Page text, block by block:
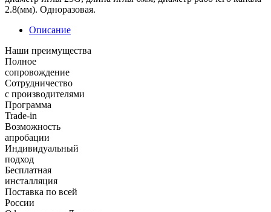
Описание
Наши преимущества
Полное
сопровождение
Сотрудничество
с производителями
Программа
Trade-in
Возможность
апробации
Индивидуальный
подход
Бесплатная
инсталляция
Поставка по всей
России